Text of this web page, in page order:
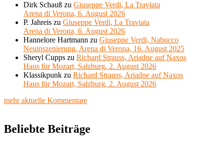
Dirk Schauß zu Giuseppe Verdi, La Traviata
Arena di Verona, 6. August 2026
P. Jahreis zu Giuseppe Verdi, La Traviata
Arena di Verona, 6. August 2026
Hannelore Hartmann zu Giuseppe Verdi, Nabucco
Neuinszenierung, Arena di Verona, 16. August 2025
Sheryl Cupps zu Richard Strauss, Ariadne auf Naxos
Haus für Mozart, Salzburg, 2. August 2026
Klassikpunk zu Richard Strauss, Ariadne auf Naxos
Haus für Mozart, Salzburg, 2. August 2026
mehr aktuelle Kommentare
Beliebte Beiträge